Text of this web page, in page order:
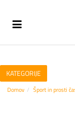
KATEGORIJE
Domov Šport in prosti